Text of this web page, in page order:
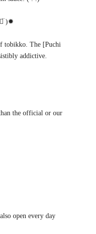
)✹
tobikko. The [Puchi
addictive.
the official or our
open every day